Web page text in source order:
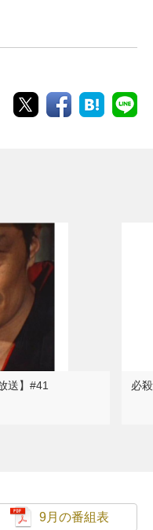
送】#41 必
9月の番組表